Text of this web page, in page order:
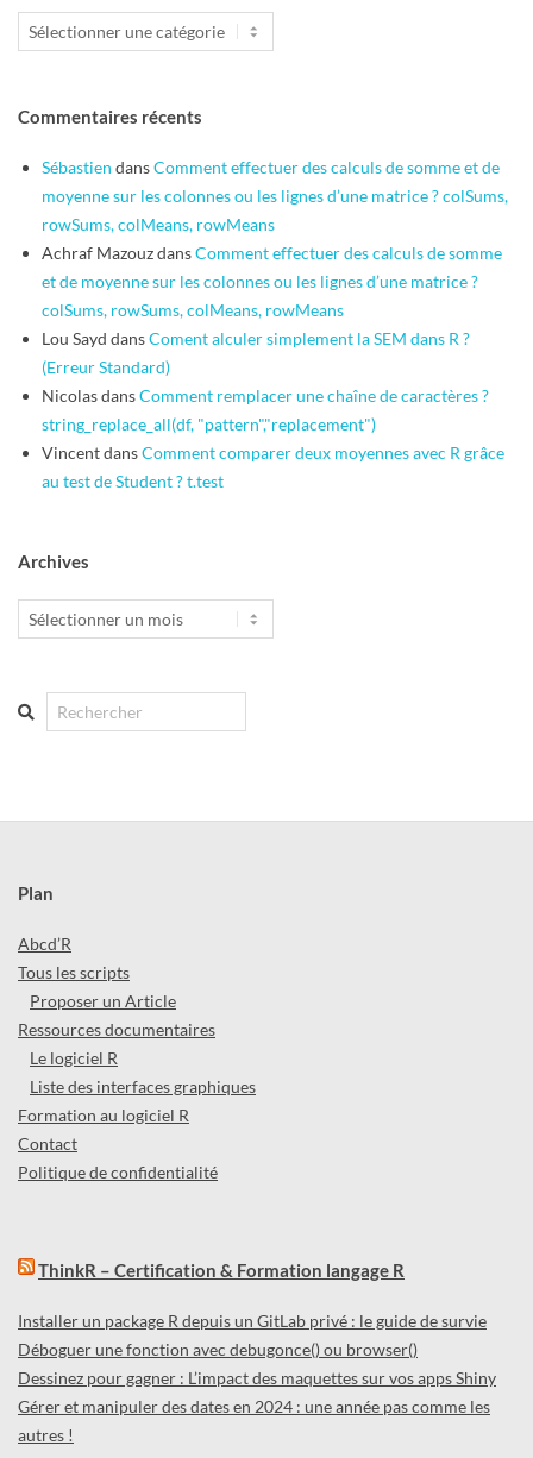
Catégories
Commentaires récents
Sébastien dansComment effectuer des calculs de somme et de
moyenne sur les colonnes ou les lignes d’une matrice ? colSums,
rowSums, colMeans, rowMeans
Achraf MazouzdansComment effectuer des calculs de somme
et de moyenne sur les colonnes ou les lignes d’une matrice ?
colSums, rowSums, colMeans, rowMeans
Lou Sayd dansComent alculer simplement la SEM dans R ?
(Erreur Standard)
NicolasdansComment remplacer une chaîne de caractères ?
string_replace_all(df, "pattern","replacement")
VincentdansComment comparer deux moyennes avec R grâce
au test de Student ? t.test
Archives
Archives
Search
Plan
Abcd’R
Tous les scripts
Proposer un Article
Ressources documentaires
Le logiciel R
Liste des interfaces graphiques
Formation au logiciel R
Contact
Politique de confidentialité
ThinkR – Certification & Formation langage R
Installer un package R depuis un GitLab privé : le guide de survie
Déboguer une fonction avec debugonce() ou browser()
Dessinez pour gagner : L’impact des maquettes sur vos apps Shiny
Gérer et manipuler des dates en 2024 : une année pas comme les
autres !